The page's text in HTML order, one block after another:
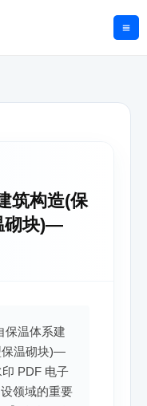
筑构造(保
砌块)—
保温体系建
保温砌块)—
PDF 电子
领域的重要